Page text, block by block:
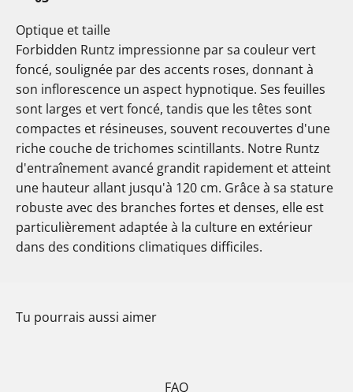
Optique et taille
Forbidden Runtz impressionne par sa couleur vert
foncé, soulignée par des accents roses, donnant à
son inflorescence un aspect hypnotique. Ses feuilles
sont larges et vert foncé, tandis que les têtes sont
compactes et résineuses, souvent recouvertes d'une
riche couche de trichomes scintillants. Notre Runtz
d'entraînement avancé grandit rapidement et atteint
une hauteur allant jusqu'à 120 cm. Grâce à sa stature
robuste avec des branches fortes et denses, elle est
particulièrement adaptée à la culture en extérieur
dans des conditions climatiques difficiles.
Tu pourrais aussi aimer
FAQ